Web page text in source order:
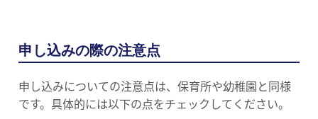
申し込みの際の注意点
申し込みについての注意点は、保育所や幼稚園と同様
です。具体的には以下の点をチェックしてください。